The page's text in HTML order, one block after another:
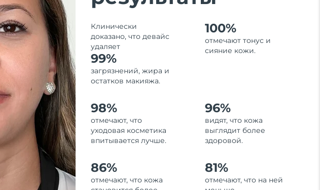
Клинически
доказано, что девайс
удаляет
99%
загрязнений, жира и
остатков макияжа.
100%
отмечают тонус и
сияние кожи.
98%
отмечают, что
уходовая косметика
впитывается лучше.
96%
видят, что кожа
выглядит более
здоровой.
86%
отмечают, что кожа
81%
отмечают, что на ней